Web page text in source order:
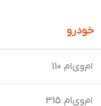
خودرو
ام‌وی‌ام 110
ام‌وی‌ام 315